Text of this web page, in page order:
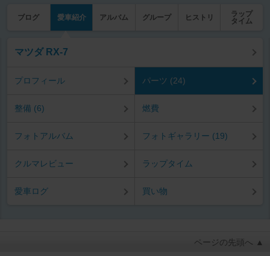
ブログ 愛車紹介 アルバム グループ ヒストリ
ラップ
タイム
マツダ RX-7
プロフィール パーツ (24)
整備 (6) 燃費
フォトアルバム フォトギャラリー (19)
クルマレビュー ラップタイム
愛車ログ 買い物
ページの先頭へ ▲